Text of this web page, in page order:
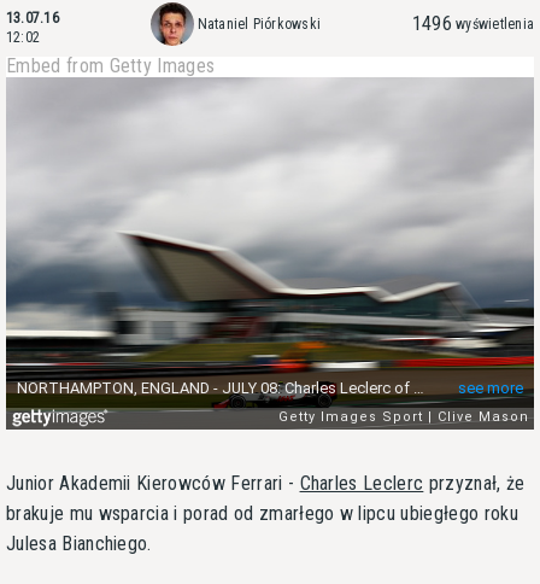
13.07.16
12:02
Nataniel Piórkowski 1496 wyświetlenia
Embed from Getty Images
Junior Akademii Kierowców Ferrari - Charles Leclerc przyznał, że
brakuje mu wsparcia i porad od zmarłego w lipcu ubiegłego roku
Julesa Bianchiego.